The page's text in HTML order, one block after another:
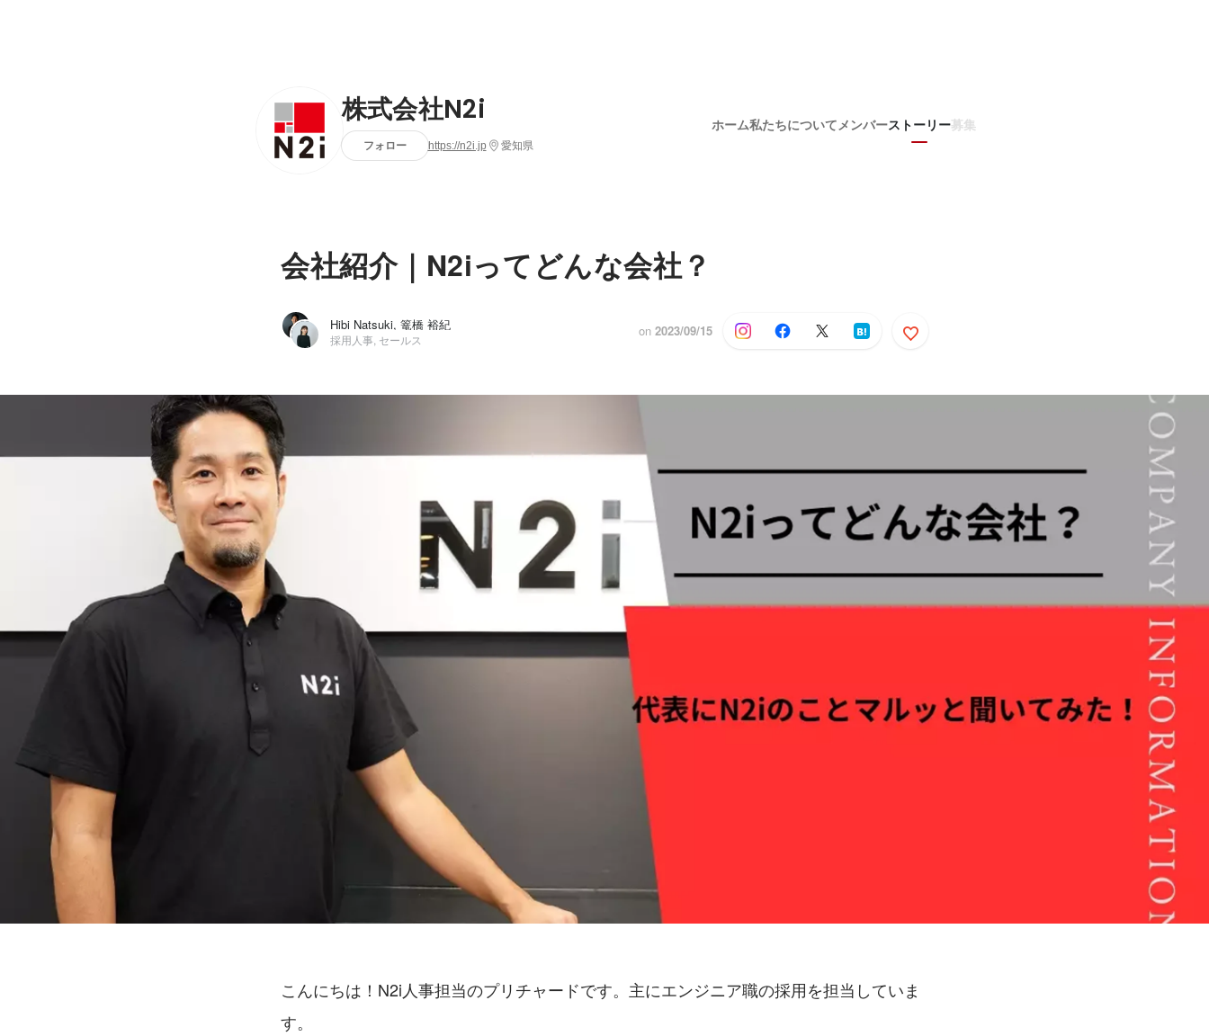
株式会社N2i
フォロー https://n2i.jp 愛知県
ホーム私たちについて メンバーストーリー募集
会社紹介｜N2iってどんな会社？
Hibi Natsuki, 篭橋 裕紀
採用人事, セールス
on 2023/09/15
こんにちは！N2i人事担当のプリチャードです。主にエンジニア職の採用を担当していま
す。
Hibi Natsuki